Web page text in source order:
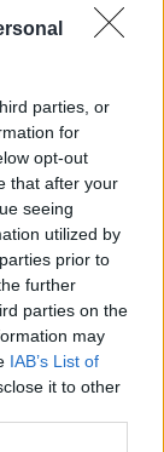
parties, or
for
opt-out
that after your
seeing
utilized by
prior to
further
parties on the
may
IAB’s List of
it to other
le CD sur
partition au
Vidéos